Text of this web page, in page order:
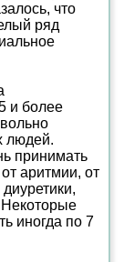
что
ряд
и более
людей.
принимать
аритмии, от
иногда по 7